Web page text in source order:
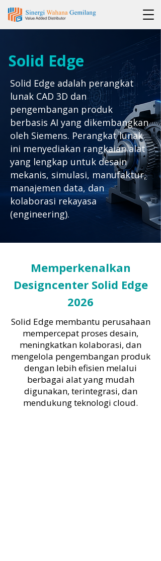
Solid Edge
Solid Edge adalah perangkat
lunak CAD 3D dan
pengembangan produk
berbasis AI yang dikembangkan
oleh Siemens. Perangkat lunak
ini menyediakan rangkaian alat
yang lengkap untuk desain
mekanis, simulasi, manufaktur,
manajemen data, dan
kolaborasi rekayasa
(engineering).
Memperkenalkan
Designcenter Solid Edge
2026
Solid Edge membantu perusahaan
mempercepat proses desain,
meningkatkan kolaborasi, dan
mengelola pengembangan produk
dengan lebih efisien melalui
berbagai alat yang mudah
digunakan, terintegrasi, dan
mendukung teknologi cloud.